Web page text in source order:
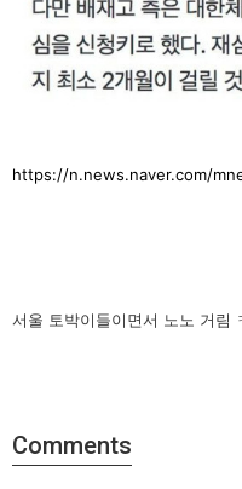
https://n.news.naver.com/
서울 토박이들이면서 노노 거림
Comments